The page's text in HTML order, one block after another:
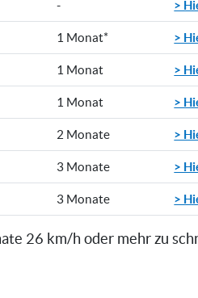
- >
1 Monat* >
1 Monat >
1 Monat >
2 Monate >
3 Monate >
3 Monate >
26 km/h oder mehr zu